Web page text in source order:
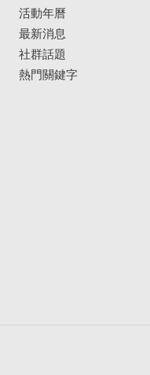
活動年曆
最新消息
社群話題
熱門關鍵字